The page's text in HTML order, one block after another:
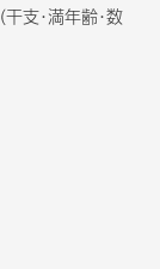
支･満年齢･数